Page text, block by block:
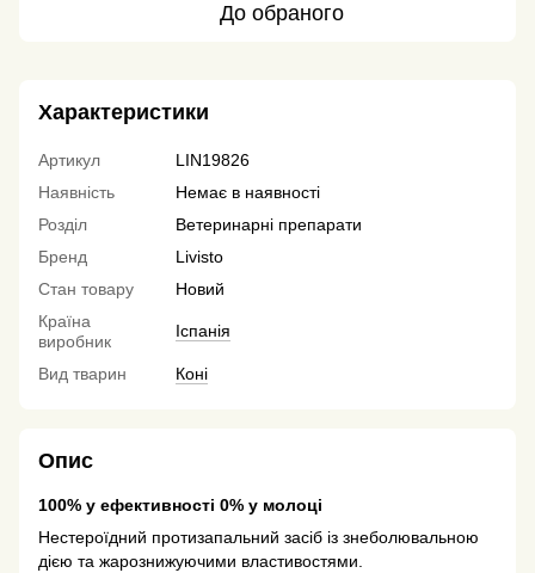
До обраного
Характеристики
Артикул
LIN19826
Наявність
Немає в наявності
Розділ
Ветеринарні препарати
Бренд
Livisto
Стан товару
Новий
Країна
виробник
Іспанія
Вид тварин Коні
Опис
100% у ефективностi 0% у молоцi
Нестероїдний протизапальний засiб iз знеболювальною
дiєю та жарознижуючими властивостями.